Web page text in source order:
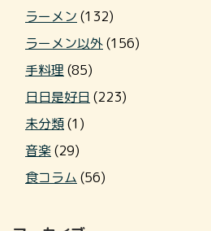
ラーメン (132)
ラーメン以外(156)
手料理 (85)
日日是好日 (223)
未分類(1)
音楽(29)
食コラム (56)